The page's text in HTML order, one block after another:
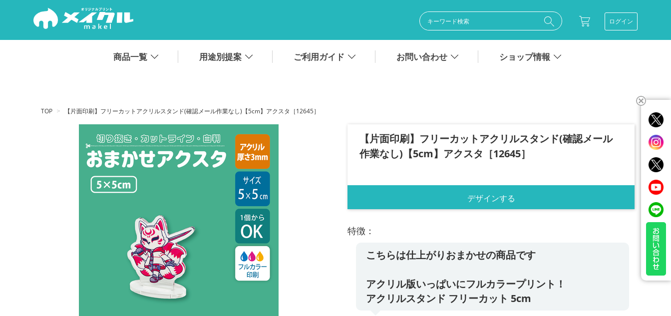
ログイン
商品一覧 用途別提案 ご利用ガイド お問い合わせ ショップ情報
TOP 【片面印刷】フリーカットアクリルスタンド(確認メール作業なし)【5cm】アクスタ［12645］
【片面印刷】フリーカットアクリルスタンド(確認メール
作業なし)【5cm】アクスタ［12645］
デザインする
特徴：
こちらは仕上がりおまかせの商品です
アクリル版いっぱいにフルカラープリント！
アクリルスタンド フリーカット 5cm